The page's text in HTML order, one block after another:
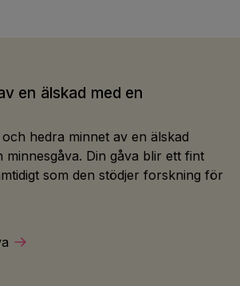
en älskad med en
hedra minnet av en älskad
minnesgåva. Din gåva blir ett fint
som den stödjer forskning för